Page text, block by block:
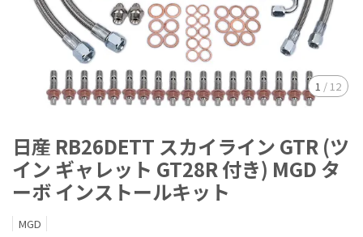
1 / 12
日産 RB26DETT スカイライン GTR (ツ
イン ギャレット GT28R 付き) MGD タ
ーボ インストールキット
MGD